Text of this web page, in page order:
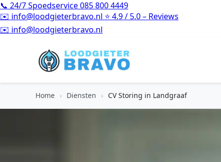
📞 24/7 Spoedservice085 800 4449
✉️ info@loodgieterbravo.nl ⭐ 4.9 / 5.0 – Reviews
⭐4.9 / 5.0 – Reviews
Home › Diensten › CV Storing in Landgraaf